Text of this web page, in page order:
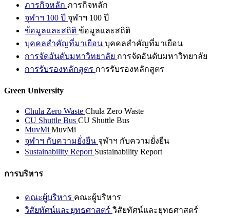
ภารกิจหลัก ภารกิจหลัก
จุฬาฯ 100 ปี จุฬาฯ 100 ปี
ข้อมูลและสถิติ ข้อมูลและสถิติ
บุคคลสำคัญที่มาเยือน บุคคลสำคัญที่มาเยือน
การจัดอันดับมหาวิทยาลัย การจัดอันดับมหาวิทยาลัย
การรับรองหลักสูตร การรับรองหลักสูตร
Green University
Chula Zero Waste Chula Zero Waste
CU Shuttle Bus CU Shuttle Bus
MuvMi MuvMi
จุฬาฯ กับความยั่งยืน จุฬาฯ กับความยั่งยืน
Sustainability Report Sustainability Report
การบริหาร
คณะผู้บริหาร คณะผู้บริหาร
วิสัยทัศน์และยุทธศาสตร์ วิสัยทัศน์และยุทธศาสตร์